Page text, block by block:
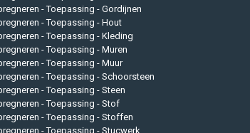
- Toepassing - Gordijnen
- Toepassing - Hout
- Toepassing - Kleding
- Toepassing - Muren
- Toepassing - Muur
- Toepassing - Schoorsteen
- Toepassing - Steen
- Toepassing - Stof
- Toepassing - Stoffen
- Toepassing - Stucwerk